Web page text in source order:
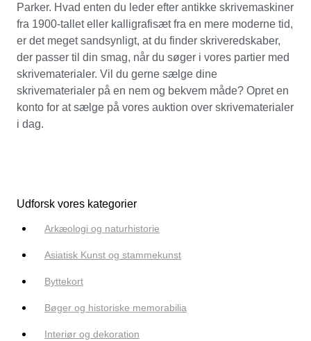
Parker. Hvad enten du leder efter antikke skrivemaskiner
fra 1900-tallet eller kalligrafisæt fra en mere moderne tid,
er det meget sandsynligt, at du finder skriveredskaber,
der passer til din smag, når du søger i vores partier med
skrivematerialer. Vil du gerne sælge dine
skrivematerialer på en nem og bekvem måde? Opret en
konto for at sælge på vores auktion over skrivematerialer
i dag.
Udforsk vores kategorier
Arkæologi og naturhistorie
Asiatisk Kunst og stammekunst
Byttekort
Bøger og historiske memorabilia
Interiør og dekoration